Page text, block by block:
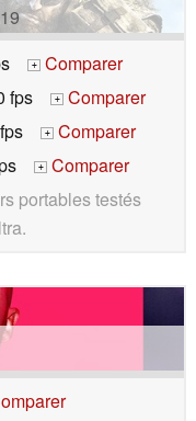
+ Comparer
fps + Comparer
fps + Comparer
fps + Comparer
portables testés